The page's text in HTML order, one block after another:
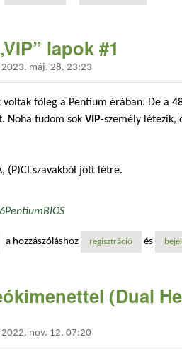
lapok #1
2023. máj. 28. 23:23
voltak főleg a Pentium érában. De a
Noha tudom sok VIP-személy létezik,
(P)CI szavakból jött létre.
PentiumBIOS
#1 tartalommal kapcsolatosan
a hozzászóláshoz regisztráció és
(Dual
2022. nov. 12. 07:20